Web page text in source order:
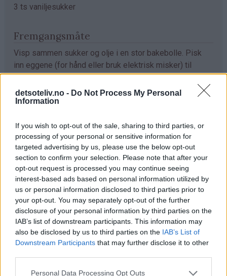
detsoteliv.no - Do Not Process My Personal
Information
If you wish to opt-out of the sale, sharing to third parties, or
processing of your personal or sensitive information for
targeted advertising by us, please use the below opt-out
section to confirm your selection. Please note that after your
opt-out request is processed you may continue seeing
interest-based ads based on personal information utilized by
us or personal information disclosed to third parties prior to
your opt-out. You may separately opt-out of the further
disclosure of your personal information by third parties on the
IAB’s list of downstream participants. This information may
also be disclosed by us to third parties on the IAB’s List of
Downstream Participants that may further disclose it to other
Personal Data Processing Opt Outs
3 ts vaniljesukker
Fremgangsmåte
Visp sammen sukker og olje i en stor bakebolle. Pisk
inn eggene (for hånd eller bruk elektrisk misker) til
blandingen blir tykk og lys. Sikt sammen hvetemel,
natron, bakepulver og kanel. Bland i til en jevn deig. Riv
gulrøttene fint og rør inn i deigen til slutt.
Ha deigen i en stor, bakepapirkledd langpanne (ca
30X40 cm). Stek kaken midt i ovnen ved 175°C i ca 40
min. Avkjøl kaken i formen. Hvelv kaken ut av formen og
fjern bakepapiret.
Rør sammen smør og litt melis til smørkrem. Tilsett
kremost, vaniljesukker og resten av melisen og pisk
ostekremen jevn. Bre ostekremen i et tykt lag over
kaken. Lag gjerne riflete mønster i ostekremen med en
gaffel. Del kaken i passe store firkanter.